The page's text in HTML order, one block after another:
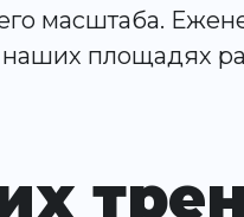
масштаба.
площадях